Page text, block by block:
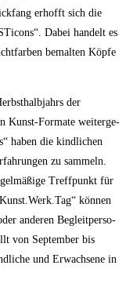
erhofft sich die
Dabei han­delt es
bemal­ten Köp­fe
der
Kunst-For­ma­te wei­ter­ge­
haben die kind­li­chen
zu sam­meln.
Treff­punkt für
kön­nen
ande­ren Begleit­per­so­
von Sep­tem­ber bis
und Erwach­se­ne in